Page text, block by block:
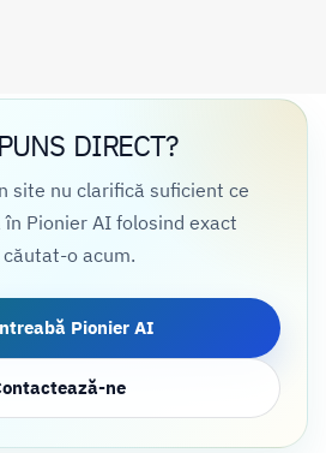
DIRECT?
site nu clarifică suficient ce
Pionier AI folosind exact
o acum.
Pionier AI
ne